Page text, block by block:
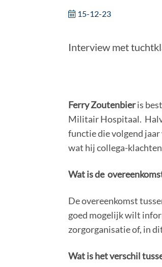
15-12-23
Interview met
Ferry Zoutenbieris
Militair Hospitaal.
functie die volgend
wat hij collega-
Wat is de
De overeenkomst
goed mogelijk wilt
zorgorganisatie of, in
Wat is het verschil